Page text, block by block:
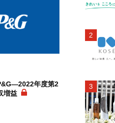
年度第2
増益